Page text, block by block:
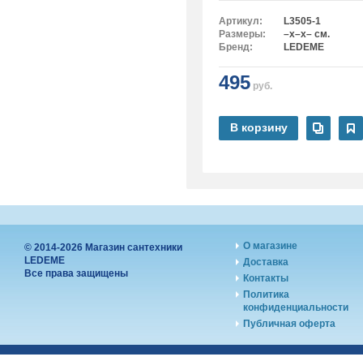
Артикул:
L3505-1
Размеры:
–x–x– см.
Бренд:
LEDEME
495 руб.
В корзину
© 2014-2026 Магазин сантехники
LEDEME
Все права защищены
О магазине
Доставка
Контакты
Политика
конфиденциальности
Публичная оферта